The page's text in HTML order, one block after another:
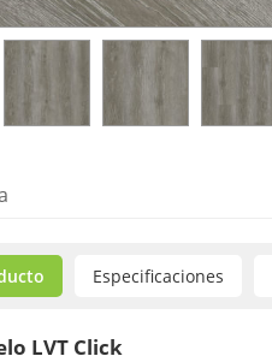
Especificaciones
LVT Click